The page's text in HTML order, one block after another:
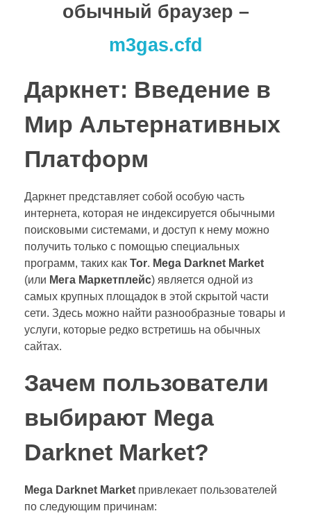
обычный браузер –
m3gas.cfd
Даркнет: Введение в
Мир Альтернативных
Платформ
Даркнет представляет собой особую часть
интернета, которая не индексируется обычными
поисковыми системами, и доступ к нему можно
получить только с помощью специальных
программ, таких как Tor. Mega Darknet Market
(или Мега Маркетплейс) является одной из
самых крупных площадок в этой скрытой части
сети. Здесь можно найти разнообразные товары и
услуги, которые редко встретишь на обычных
сайтах.
Зачем пользователи
выбирают Mega
Darknet Market?
Mega Darknet Market привлекает пользователей
по следующим причинам: